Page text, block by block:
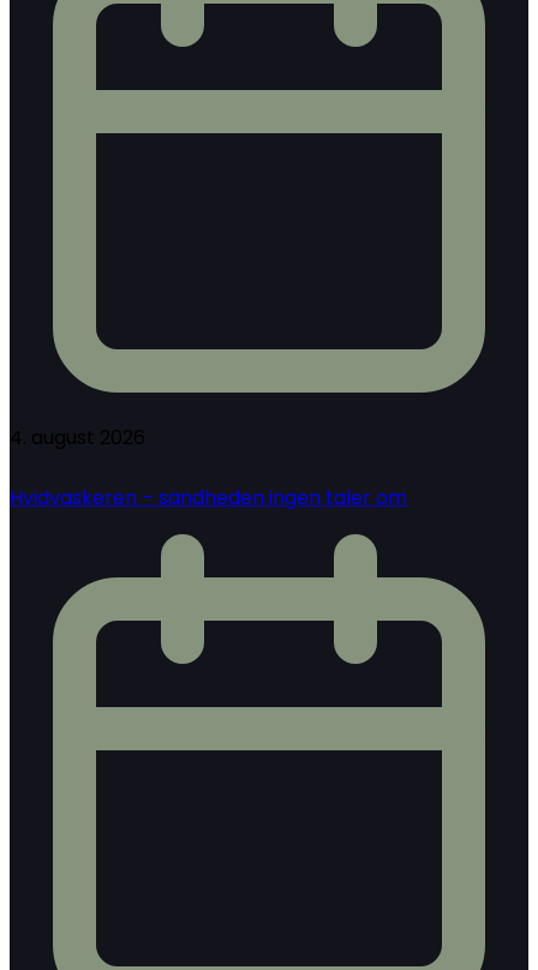
4. august 2026
Hvidvaskeren – sandheden ingen taler om